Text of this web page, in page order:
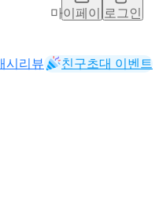
마이페이지로그인
시리뷰 친구초대 이벤트